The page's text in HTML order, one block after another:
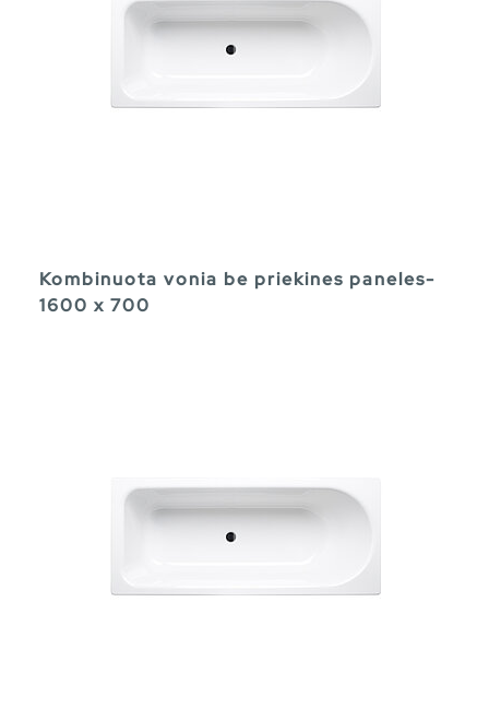
Kombinuota vonia be priekines paneles-
1600 x 700